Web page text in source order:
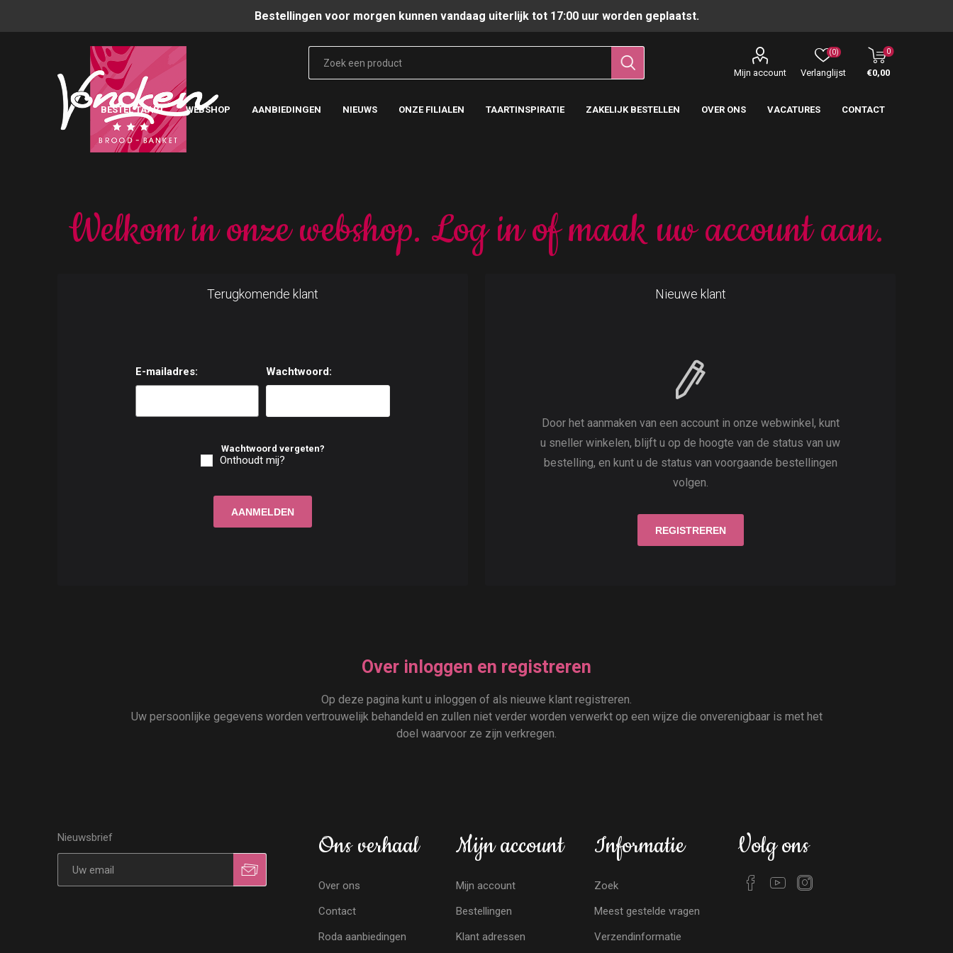
Bestellingen voor morgen kunnen vandaag uiterlijk tot 17:00 uur worden geplaatst.
Mijn account Verlanglijst
(0) 0
€0,00
BESTEL TAART WEBSHOP AANBIEDINGEN NIEUWS ONZE FILIALEN TAARTINSPIRATIE ZAKELIJK BESTELLEN OVER ONS VACATURES CONTACT
Welkom in onze webshop. Log in of maak uw account aan.
Nieuwe klant
Door het aanmaken van een account in onze webwinkel, kunt
u sneller winkelen, blijft u op de hoogte van de status van uw
bestelling, en kunt u de status van voorgaande bestellingen
volgen.
Terugkomende klant
E-mailadres: Wachtwoord:
Wachtwoord vergeten?
Onthoudt mij?
Over inloggen en registreren
Op deze pagina kunt u inloggen of als nieuwe klant registreren.
Uw persoonlijke gegevens worden vertrouwelijk behandeld en zullen niet verder worden verwerkt op een wijze die onverenigbaar is met het
doel waarvoor ze zijn verkregen.
Nieuwsbrief Ons verhaal
Over ons
Contact
Roda aanbiedingen
Mijn account
Mijn account
Bestellingen
Klant adressen
Informatie
Zoek
Meest gestelde vragen
Verzendinformatie
Volg ons